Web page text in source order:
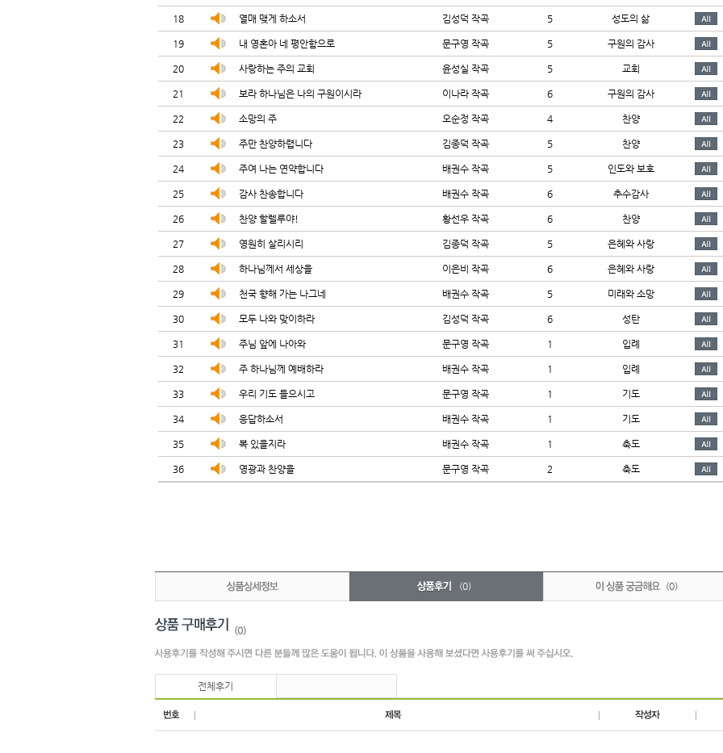
18 열매 맺게 하소서 김성덕 작곡 5 성도의 삶
19 내 영혼아 네 평안함으로 문구영 작곡 5 구원의 감사
20 사랑하는 주의 교회 윤성실 작곡 5 교회
21 보라 하나님은 나의 구원이시라 이나라 작곡 6 구원의 감사
22 소망의 주 오순정 작곡 4 찬양
23 주만 찬양하렵니다 김종덕 작곡 5 찬양
24 주여 나는 연약합니다 배권수 작곡 5 인도와 보호
25 감사 찬송합니다 배권수 작곡 6 추수감사
26 찬양 할렐루야! 황선우 작곡 6 찬양
27 영원히 살리시리 김종덕 작곡 5 은혜와 사랑
28 하나님께서 세상을 이은비 작곡 6 은혜와 사랑
29 천국 향해 가는 나그네 배권수 작곡 5 미래와 소망
30 모두 나와 맞이하라 김성덕 작곡 6 성탄
31 주님 앞에 나아와 문구영 작곡 1 입례
32 주 하나님께 예배하라 배권수 작곡 1 입례
33 우리 기도 들으시고 문구영 작곡 1 기도
34 응답하소서 배권수 작곡 1 기도
35 복 있을지라 배권수 작곡 1 축도
36 영광과 찬양을 문구영 작곡 2 축도
(0) (0)
(0)
전체후기